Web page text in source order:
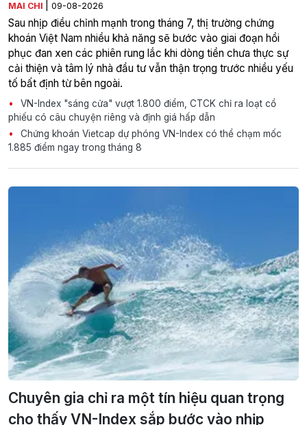
MAI CHI 09-08-2026
Sau nhịp điều chỉnh mạnh trong tháng 7, thị trường chứng
khoán Việt Nam nhiều khả năng sẽ bước vào giai đoạn hồi
phục đan xen các phiên rung lắc khi dòng tiền chưa thực sự
cải thiện và tâm lý nhà đầu tư vẫn thận trọng trước nhiều yếu
tố bất định từ bên ngoài.
VN-Index "sáng cửa" vượt 1.800 điểm, CTCK chỉ ra loạt cổ
phiếu có câu chuyện riêng và định giá hấp dẫn
Chứng khoán Vietcap dự phóng VN-Index có thể chạm mốc
1.885 điểm ngay trong tháng 8
Chuyên gia chỉ ra một tín hiệu quan trọng
cho thấy VN-Index sắp bước vào nhịp